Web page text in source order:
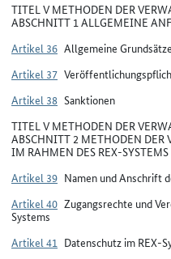
TITEL V METHODEN DER
ABSCHNITT 1 ALLGEMEINE
Artikel 36 Allgemeine Grundsätze
Artikel 37
Artikel 38 Sanktionen
TITEL V METHODEN DER
ABSCHNITT 2 METHODEN
IM RAHMEN DES REX-SYSTEMS
Artikel 39 Namen und Anschrift
Artikel 40 Zugangsrechte und
Systems
Artikel 41 Datenschutz im REX-